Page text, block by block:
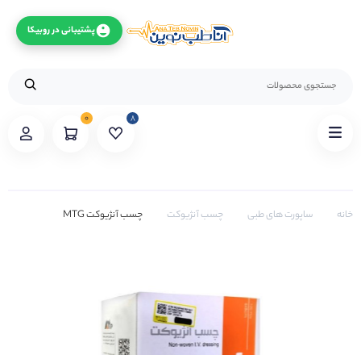
۰ ۸
خانه ساپورت های طبی چسب آنژیوکت چسب آنژیوکت MTG
پشتیبانی در روبیکا